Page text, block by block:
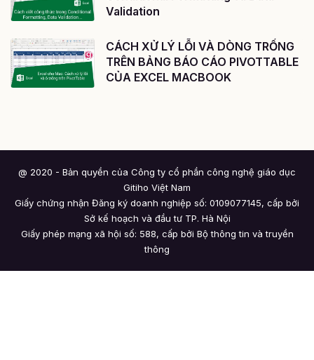
Validation
CÁCH XỬ LÝ LỖI VÀ DÒNG TRỐNG
TRÊN BẢNG BÁO CÁO PIVOTTABLE
CỦA EXCEL MACBOOK
@ 2020 - Bản quyền của Công ty cổ phần công nghệ giáo dục
Gitiho Việt Nam
Giấy chứng nhận Đăng ký doanh nghiệp số: 0109077145, cấp bởi
Sở kế hoạch và đầu tư TP. Hà Nội
Giấy phép mạng xã hội số: 588, cấp bởi Bộ thông tin và truyền
thông